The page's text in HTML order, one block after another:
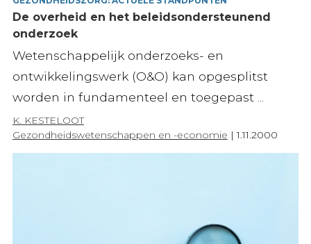
De overheid en het beleidsondersteunend
onderzoek
Wetenschappelijk onderzoeks- en
ontwikkelingswerk (O&O) kan opgesplitst
worden in fundamenteel en toegepast ...
K. KESTELOOT
Gezondheidswetenschappen en -economie |1.11.2000